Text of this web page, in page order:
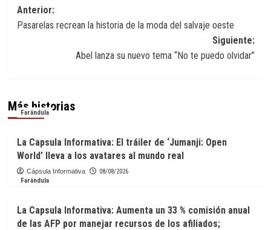
Navegación
de
entradas
Anterior:
Pasarelas recrean la historia de la moda del salvaje oeste
Siguiente:
Abel lanza su nuevo tema “No te puedo olvidar”
Más historias
Farándula
La Capsula Informativa: El tráiler de ‘Jumanji: Open
World’ lleva a los avatares al mundo real
Cápsula Informativa
08/08/2026
Farándula
La Capsula Informativa: Aumenta un 33 % comisión anual
de las AFP por manejar recursos de los afiliados;